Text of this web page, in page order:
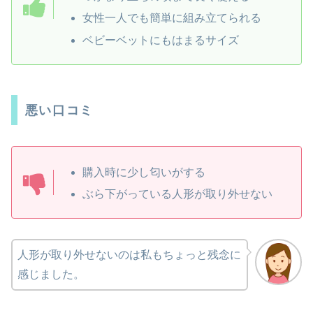
女性一人でも簡単に組み立てられる
ベビーベットにもはまるサイズ
悪い口コミ
購入時に少し匂いがする
ぶら下がっている人形が取り外せない
人形が取り外せないのは私もちょっと残念に
感じました。